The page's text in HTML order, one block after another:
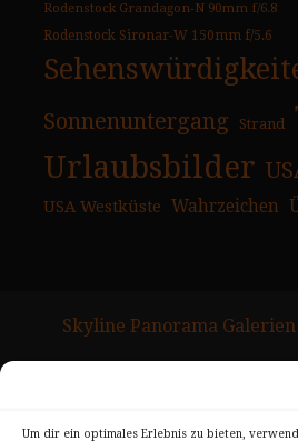
Um dir ein optimales Erlebnis zu bieten,
Rodenstock Grandagon-N 90mm f/6.8
Rodenstock Sironar-W 150mm f/5.6
Sonnenuntergang Strand
Urlaubsbilder
USA Westküste Wahrzeichen
Skyline Panorama Galerien